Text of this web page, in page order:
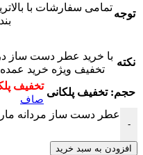
توجه
تمامی سفارشات با
نکته
تخفیف ویژه خرید
حجم
صاف
-
عطر دست ساز مردانه
افزودن به سبد خرید